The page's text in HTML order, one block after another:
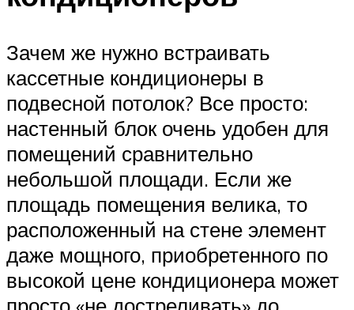
Зачем же нужно встраивать
кассетные кондиционеры в
подвесной потолок? Все просто:
настенный блок очень удобен для
помещений сравнительно
небольшой площади. Если же
площадь помещения велика, то
расположенный на стене элемент
даже мощного, приобретенного по
высокой цене кондиционера может